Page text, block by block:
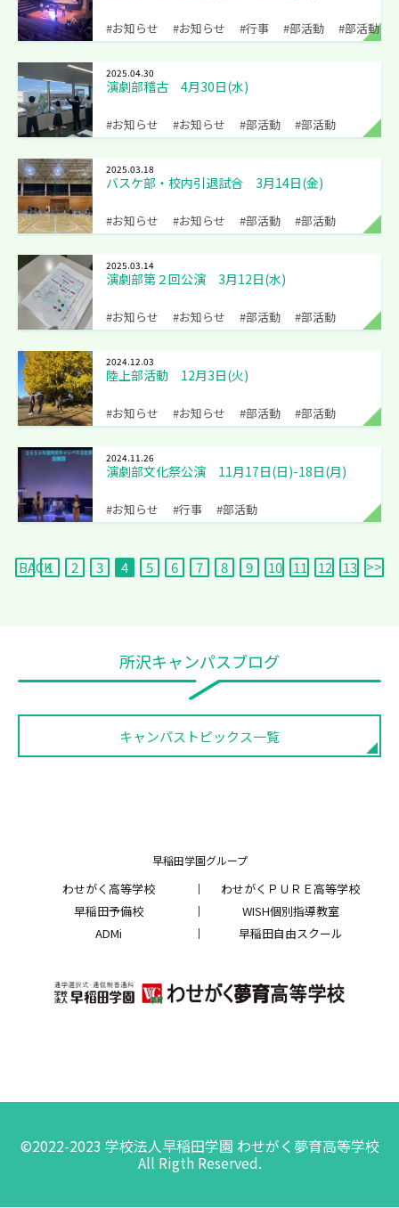
#お知らせ #お知らせ #行事 #部活動 #部活動
2025.04.30
#お知らせ #お知らせ #部活動 #部活動
演劇部稽古 4月30日(水)
2025.03.18
#お知らせ #お知らせ #部活動 #部活動
バスケ部・校内引退試合 3月14日(金)
2025.03.14
#お知らせ #お知らせ #部活動 #部活動
演劇部第２回公演 3月12日(水)
2024.12.03
#お知らせ #お知らせ #部活動 #部活動
陸上部活動 12月3日(火)
2024.11.26
#お知らせ #行事 #部活動
演劇部文化祭公演 11月17日(日)-18日(月)
BACK
1 2 3 4 5 6 7 8 9 10 11 12 13
所沢キャンパスブログ
キャンパストピックス一覧
早稲田学園グループ
わせがく高等学校
わせがくＰＵＲＥ高等学校
早稲田予備校
WISH個別指導教室
ADMi
早稲田自由スクール
©2022-2023 学校法人早稲田学園 わせがく夢育高等学校
All Rigth Reserved.